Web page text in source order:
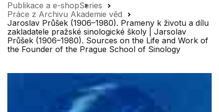
Publikace a e-shopSeries
Práce z Archivu Akademie věd
Jaroslav Průšek (1906–1980). Prameny k životu a dílu
zakladatele pražské sinologické školy | Jarsolav
Průšek (1906–1980). Sources on the Life and Work of
the Founder of the Prague School of Sinology